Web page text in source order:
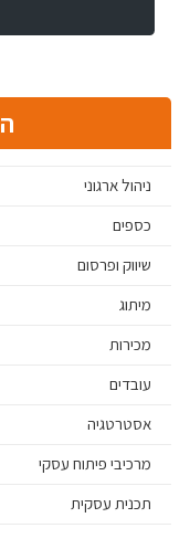
ניהול ארגוני
כספים
שיווק ופרסום
מיתוג
מכירות
עובדים
אסטרטגיה
מרכיבי פיתוח עסקי
תכנית עסקית